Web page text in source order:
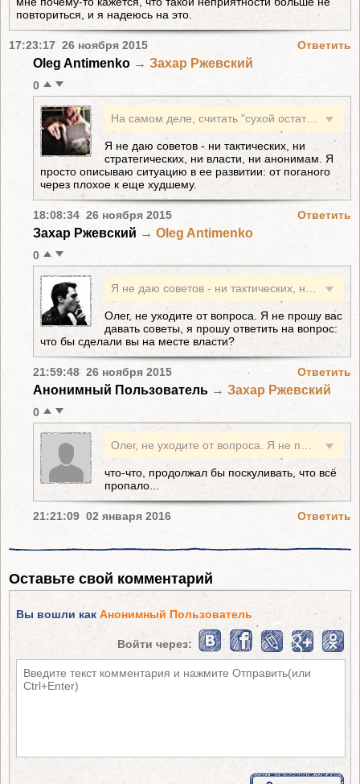
повториться, и я надеюсь на это.
17:23:17 26 ноября 2015 Ответить
Oleg Antimenko → Захар Ржевский
0
Я не даю советов - ни тактических, ни
стратегических, ни власти, ни анонимам. Я
просто описываю ситуацию в ее развитии: от поганого
через плохое к еще худшему.
18:08:34 26 ноября 2015 Ответить
Захар Ржевский → Oleg Antimenko
0
Олег, не уходите от вопроса. Я не прошу вас
давать советы, я прошу ответить на вопрос:
что бы сделали вы на месте власти?
21:59:48 26 ноября 2015 Ответить
Анонимный Пользователь → Захар Ржевский
0
что-что, продолжал бы поскуливать, что всё
пропало...
21:21:09 02 января 2016 Ответить
Оставьте свой комментарий
Вы вошли как Анонимный Пользователь
Войти через: